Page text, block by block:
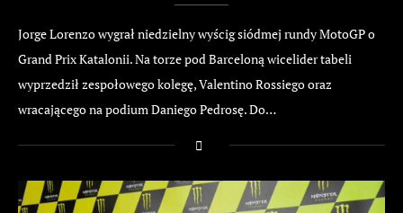
Jorge Lorenzo wygrał niedzielny wyścig siódmej rundy MotoGP o
Grand Prix Katalonii. Na torze pod Barceloną wicelider tabeli
wyprzedził zespołowego kolegę, Valentino Rossiego oraz
wracającego na podium Daniego Pedrosę. Do…